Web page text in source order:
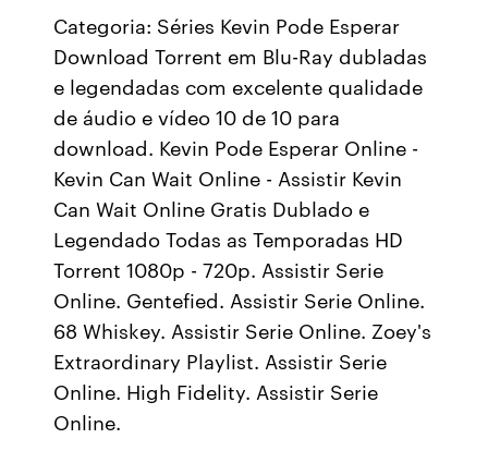
Categoria: Séries Kevin Pode Esperar
Download Torrent em Blu-Ray dubladas
e legendadas com excelente qualidade
de áudio e vídeo 10 de 10 para
download. Kevin Pode Esperar Online -
Kevin Can Wait Online - Assistir Kevin
Can Wait Online Gratis Dublado e
Legendado Todas as Temporadas HD
Torrent 1080p - 720p. Assistir Serie
Online. Gentefied. Assistir Serie Online.
68 Whiskey. Assistir Serie Online. Zoey's
Extraordinary Playlist. Assistir Serie
Online. High Fidelity. Assistir Serie
Online.